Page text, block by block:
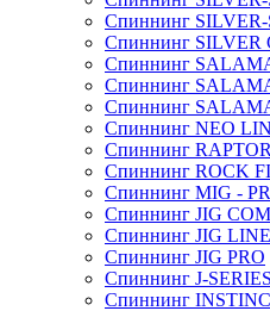
Спиннинг
Спиннинг SILVER
Спиннинг
Спиннинг
Спиннинг
Спиннинг NEO
Спиннинг
Спиннинг ROCK
Спиннинг MIG -
Спиннинг JIG
Спиннинг JIG LINE
Спиннинг JIG PRO
Спиннинг J-
Спиннинг